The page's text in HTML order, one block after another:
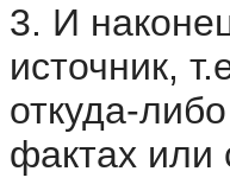
3. И
источник,
откуда-
фактах или